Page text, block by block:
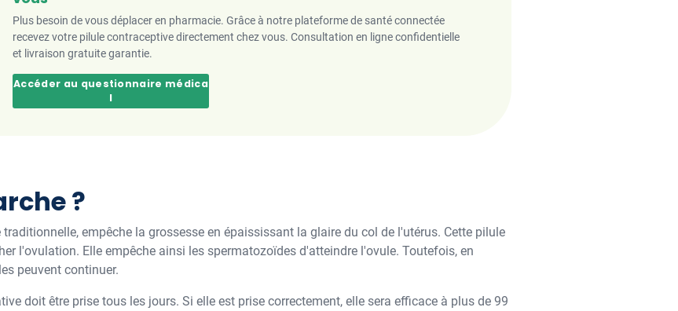
Plus besoin de vous déplacer en pharmacie. Grâce à notre plateforme de santé connectée
recevez votre pilule contraceptive directement chez vous. Consultation en ligne confidentielle
et livraison gratuite garantie.
Accéder au questionnaire médica
l
?
empêche la grossesse en épaississant la glaire du col de l'utérus. Cette pilule
l'ovulation. Elle empêche ainsi les spermatozoïdes d'atteindre l'ovule. Toutefois, en
peuvent continuer.
doit être prise tous les jours. Si elle est prise correctement, elle sera efficace à plus de 99